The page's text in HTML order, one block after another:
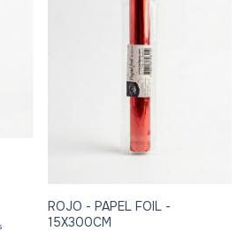
ROJO - PAPEL FOIL -
15X300CM